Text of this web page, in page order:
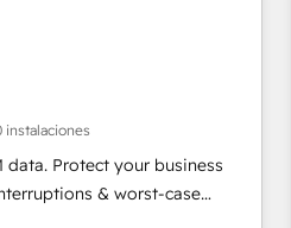
instalaciones
data. Protect your business
& worst-case